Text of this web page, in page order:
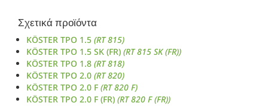
Σχετικά προϊόντα
KÖSTER TPO 1.5 (RT 815)
KÖSTER TPO 1.5 SK (FR) (RT 815 SK (FR))
KÖSTER TPO 1.8 (RT 818)
KÖSTER TPO 2.0 (RT 820)
KÖSTER TPO 2.0 F (RT 820 F)
KÖSTER TPO 2.0 F (FR) (RT 820 F (FR))